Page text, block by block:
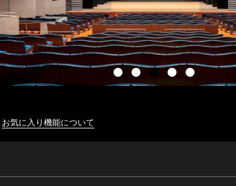
お気に入り機能について